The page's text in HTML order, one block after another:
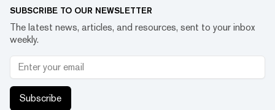
SUBSCRIBE TO OUR NEWSLETTER
The latest news, articles, and resources, sent to your inbox
weekly.
Subscribe